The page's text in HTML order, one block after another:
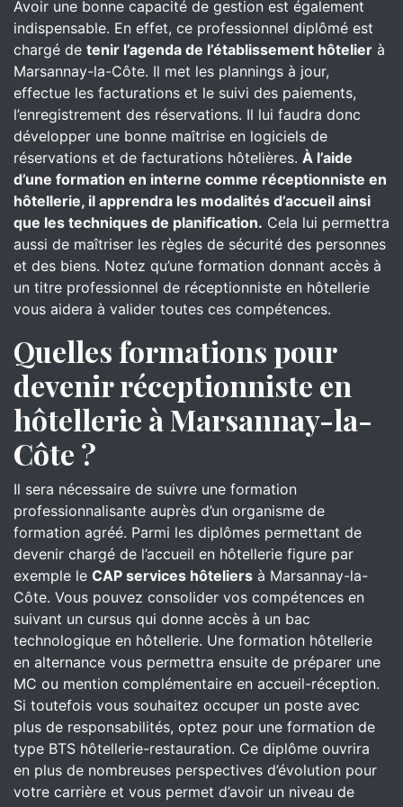
Avoir une bonne capacité de gestion est également
indispensable. En effet, ce professionnel diplômé est
chargé de tenir l’agenda de l’établissement hôtelier à
Marsannay-la-Côte. Il met les plannings à jour,
effectue les facturations et le suivi des paiements,
l’enregistrement des réservations. Il lui faudra donc
développer une bonne maîtrise en logiciels de
réservations et de facturations hôtelières. À l’aide
d’une formation en interne comme réceptionniste en
hôtellerie, il apprendra les modalités d’accueil ainsi
que les techniques de planification. Cela lui permettra
aussi de maîtriser les règles de sécurité des personnes
et des biens. Notez qu’une formation donnant accès à
un titre professionnel de réceptionniste en hôtellerie
vous aidera à valider toutes ces compétences.
Quelles formations pour
devenir réceptionniste en
hôtellerie à Marsannay-la-
Côte ?
Il sera nécessaire de suivre une formation
professionnalisante auprès d’un organisme de
formation agréé. Parmi les diplômes permettant de
devenir chargé de l’accueil en hôtellerie figure par
exemple le CAP services hôteliers à Marsannay-la-
Côte. Vous pouvez consolider vos compétences en
suivant un cursus qui donne accès à un bac
technologique en hôtellerie. Une formation hôtellerie
en alternance vous permettra ensuite de préparer une
MC ou mention complémentaire en accueil-réception.
Si toutefois vous souhaitez occuper un poste avec
plus de responsabilités, optez pour une formation de
type BTS hôtellerie-restauration. Ce diplôme ouvrira
en plus de nombreuses perspectives d’évolution pour
votre carrière et vous permet d’avoir un niveau de